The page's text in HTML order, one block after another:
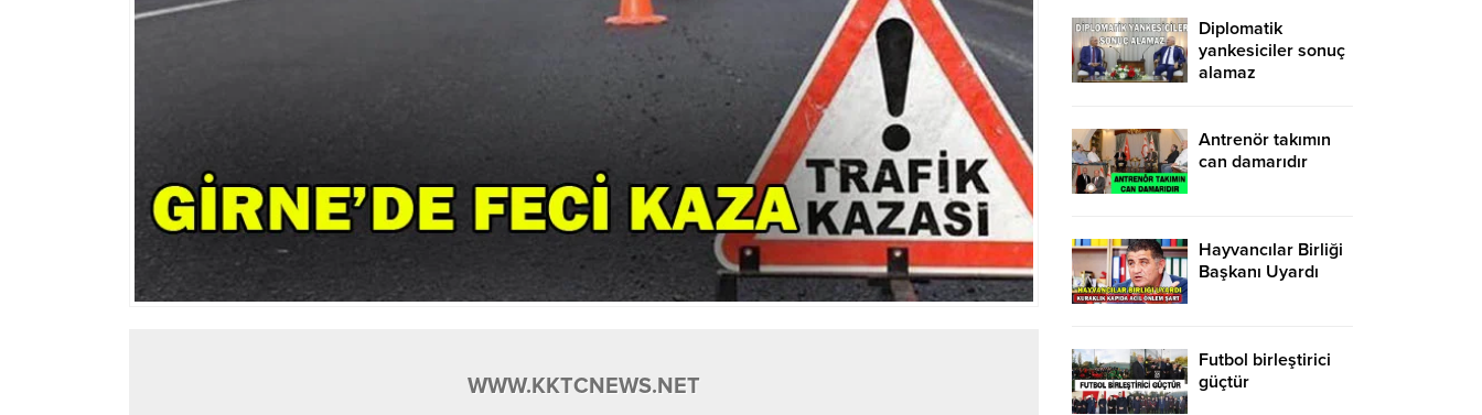
WWW.KKTCNEWS.NET
Diplomatik
yankesiciler sonuç
alamaz
Antrenör takımın
can damarıdır
Hayvancılar Birliği
Başkanı Uyardı
Futbol birleştirici
güçtür